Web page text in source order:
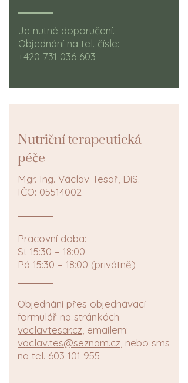
Je nutné doporučení.
Objednání na tel. čísle:
+420 731 036 603
Nutriční terapeutická
péče
Mgr. Ing. Václav Tesař, DiS.
IČO: 05514002
Pracovní doba:
St 15:30 – 18:00
Pá 15:30 – 18:00 (privátně)
Objednání přes objednávací
formulář na stránkách
vaclavtesar.cz , emailem:
vaclav.tes@seznam.cz , nebo sms
na tel. 603 101 955